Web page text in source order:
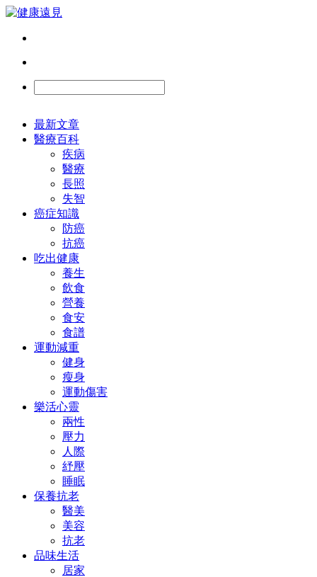
最新文章
醫療百科
疾病
醫療
長照
失智
癌症知識
防癌
抗癌
吃出健康
養生
飲食
營養
食安
食譜
運動減重
健身
瘦身
運動傷害
樂活心靈
兩性
壓力
人際
紓壓
睡眠
保養抗老
醫美
美容
抗老
品味生活
居家